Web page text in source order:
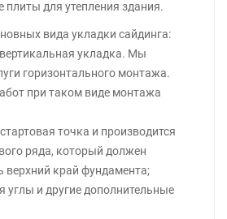
плиты для утепления здания.
вида укладки сайдинга:
укладка. Мы
горизонтального монтажа.
при таком виде монтажа
точка и производится
ряда, который должен
верхний край фундамента;
углы и другие дополнительные